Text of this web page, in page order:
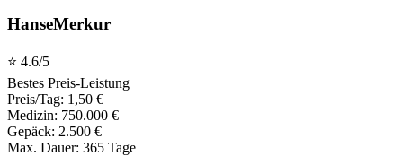
HanseMerkur
⭐ 4.6/5
Bestes Preis-Leistung
Preis/Tag: 1,50 €
Medizin: 750.000 €
Gepäck: 2.500 €
Max. Dauer: 365 Tage